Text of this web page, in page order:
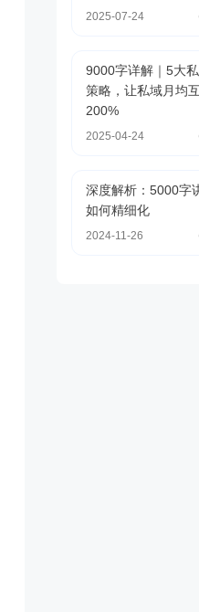
2025-07-24
9000字详解｜5大
策略，让私域月均
200%
2025-04-24
深度解析：5000字
如何精细化
2024-11-26